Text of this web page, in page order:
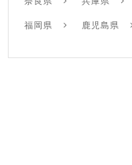
福岡県 鹿児島県